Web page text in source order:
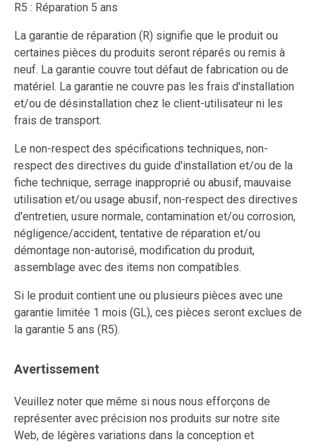
R5 : Réparation 5 ans
La garantie de réparation (R) signifie que le produit ou
certaines pièces du produits seront réparés ou remis à
neuf. La garantie couvre tout défaut de fabrication ou de
matériel. La garantie ne couvre pas les frais d'installation
et/ou de désinstallation chez le client-utilisateur ni les
frais de transport.
Le non-respect des spécifications techniques, non-
respect des directives du guide d'installation et/ou de la
fiche technique, serrage inapproprié ou abusif, mauvaise
utilisation et/ou usage abusif, non-respect des directives
d'entretien, usure normale, contamination et/ou corrosion,
négligence/accident, tentative de réparation et/ou
démontage non-autorisé, modification du produit,
assemblage avec des items non compatibles.
Si le produit contient une ou plusieurs pièces avec une
garantie limitée 1 mois (GL), ces pièces seront exclues de
la garantie 5 ans (R5).
Avertissement
Veuillez noter que même si nous nous efforçons de
représenter avec précision nos produits sur notre site
Web, de légères variations dans la conception et